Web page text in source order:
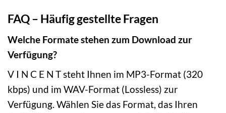
FAQ – Häufig gestellte Fragen
Welche Formate stehen zum Download zur
Verfügung?
V I N C E N T steht Ihnen im MP3-Format (320
kbps) und im WAV-Format (Lossless) zur
Verfügung. Wählen Sie das Format, das Ihren